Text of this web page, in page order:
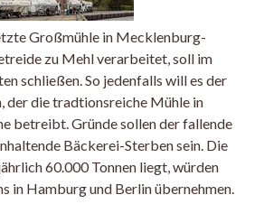
Großmühle in Mecklenburg-
zu Mehl verarbeitet, soll im
schließen. So jedenfalls will es der
der die tradtionsreiche Mühle in
betreibt. Gründe sollen der fallende
Bäckerei-Sterben sein. Die
60.000 Tonnen liegt, würden
in Hamburg und Berlin übernehmen.